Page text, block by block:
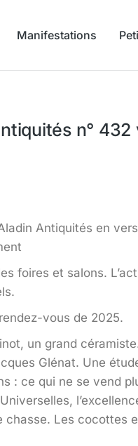
Manifestations
n° 432
Antiquités en
foires et salons.
vous de 2025.
un grand
Glénat. Une
: ce qui ne se vend
chasse. Les cocottes